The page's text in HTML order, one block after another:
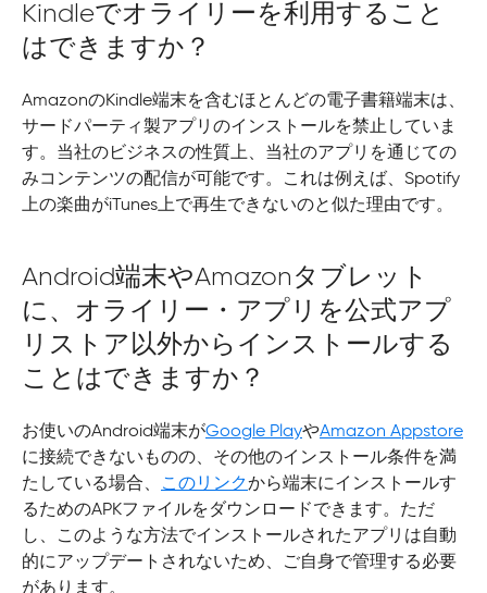
Kindleでオライリーを利用すること
はできますか？
AmazonのKindle端末を含むほとんどの電子書籍端末は、
サードパーティ製アプリのインストールを禁止していま
す。当社のビジネスの性質上、当社のアプリを通じての
みコンテンツの配信が可能です。これは例えば、Spotify
上の楽曲がiTunes上で再生できないのと似た理由です。
Android端末やAmazonタブレット
に、オライリー・アプリを公式アプ
リストア以外からインストールする
ことはできますか？
お使いのAndroid端末がGoogle PlayやAmazon Appstore
に接続できないものの、その他のインストール条件を満
たしている場合、
このリンクから端末にインストールす
るためのAPKファイルをダウンロードできます。ただ
し、このような方法でインストールされたアプリは自動
的にアップデートされないため、ご自身で管理する必要
があります。